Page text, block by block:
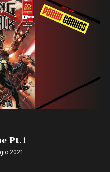
Pt.1
2021